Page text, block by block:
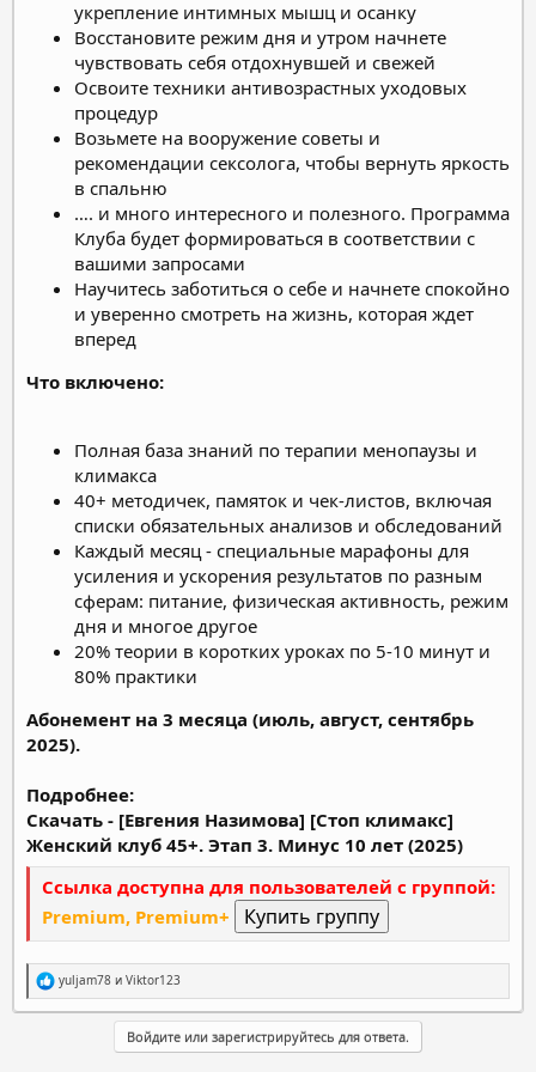
укрепление интимных мышц и осанку
Восстановите режим дня и утром начнете
чувствовать себя отдохнувшей и свежей
Освоите техники антивозрастных уходовых
процедур
Возьмете на вооружение советы и
рекомендации сексолога, чтобы вернуть яркость
в спальню
…. и много интересного и полезного. Программа
Клуба будет формироваться в соответствии с
вашими запросами
Научитесь заботиться о себе и начнете спокойно
и уверенно смотреть на жизнь, которая ждет
вперед
Что включено:
Полная база знаний по терапии менопаузы и
климакса
40+ методичек, памяток и чек-листов, включая
списки обязательных анализов и обследований
Каждый месяц - специальные марафоны для
усиления и ускорения результатов по разным
сферам: питание, физическая активность, режим
дня и многое другое
20% теории в коротких уроках по 5-10 минут и
80% практики
Абонемент на 3 месяца (июль, август, сентябрь
2025).
Подробнее:
Скачать - [Евгения Назимова] [Стоп климакс]
Женский клуб 45+. Этап 3. Минус 10 лет (2025)
Ссылка доступна для пользователей с группой:
Premium, Premium+
Р
е
а
yuljam78 и Viktor123
Войдите или зарегистрируйтесь для ответа.